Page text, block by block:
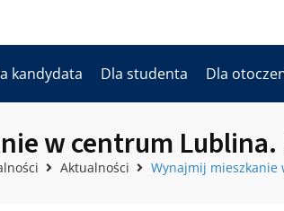
kandydata Dla studenta Dla
w centrum Lublina.
Aktualności Wynajmij mieszkanie